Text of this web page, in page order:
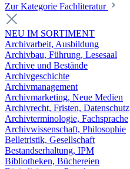
Zur Kategorie Fachliteratur
NEU IM SORTIMENT
Archivarbeit, Ausbildung
Archivbau, Führung, Lesesaal
Archive und Bestände
Archivgeschichte
Archivmanagement
Archivmarketing, Neue Medien
Archivrecht, Fristen, Datenschutz
Archivterminologie, Fachsprache
Archivwissenschaft, Philosophie
Belletristik, Gesellschaft
Bestandserhaltung, IPM
Bibliotheken, Büchereien